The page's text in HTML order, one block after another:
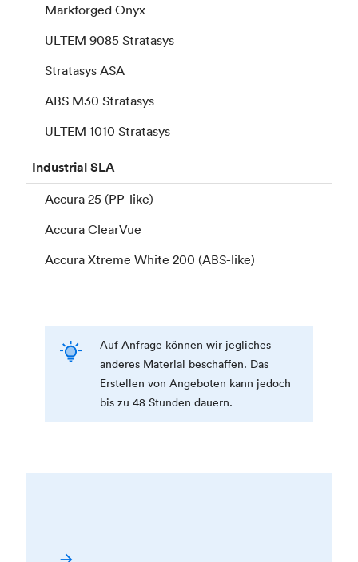
Markforged Onyx
ULTEM 9085 Stratasys
Stratasys ASA
ABS M30 Stratasys
ULTEM 1010 Stratasys
IndustrialSLA
Accura 25 (PP-like)
Accura ClearVue
Accura Xtreme White 200 (ABS-like)
Auf Anfrage können wir jegliches
anderes Material beschaffen. Das
Erstellen von Angeboten kann jedoch
bis zu 48 Stunden dauern.